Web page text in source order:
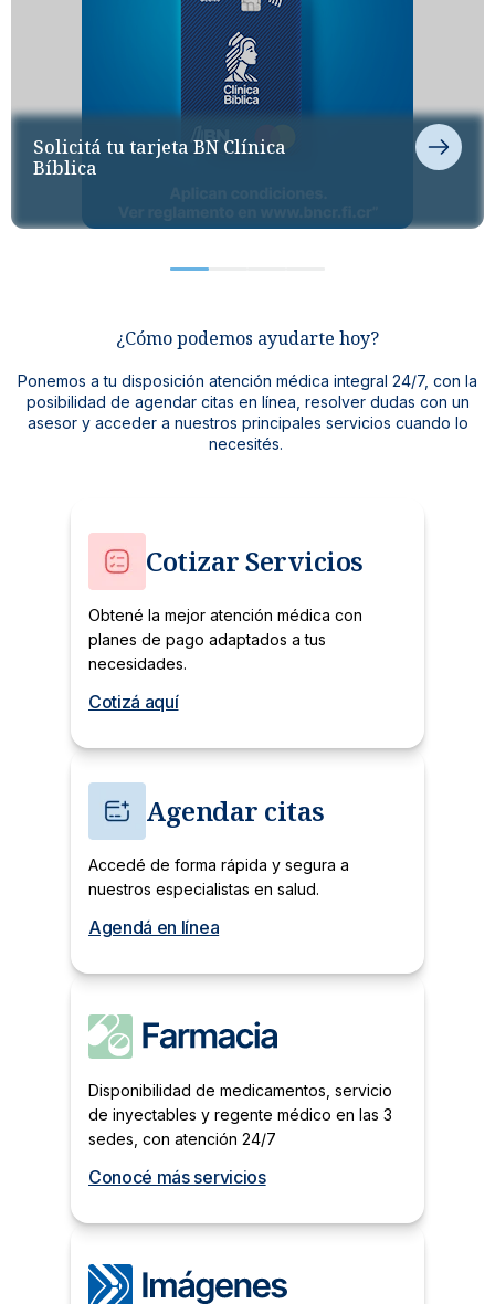
Solicitá tu tarjeta BN Clínica
Bíblica
Atención quirúrgica de alta calidad.
Solicitá la cotización de tu cirugía y conoce
nuestras opciones de pago.
Gestionamos tu seguro médico de
forma ágil.
Recibí una atención rápida y sin
preocupaciones.
Afiliate al Plan de Beneficios Mi Vida.
Cuida tu salud y la de tu familia con servicios
médicos preferenciales
¿Cómo podemos ayudarte hoy?
Ponemos a tu disposición atención médica integral 24/7, con la
posibilidad de agendar citas en línea, resolver dudas con un
asesor y acceder a nuestros principales servicios cuando lo
necesités.
Cotizar Servicios
Obtené la mejor atención médica con
planes de pago adaptados a tus
necesidades.
Cotizá aquí
Agendar citas
Accedé de forma rápida y segura a
nuestros especialistas en salud.
Agendá en línea
Disponibilidad de medicamentos, servicio
de inyectables y regente médico en las 3
sedes, con atención 24/7
Conocé más servicios